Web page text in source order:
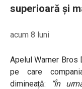
superioară și
acum 8 luni
Apelul Warner
pe care
dimineață:
“În